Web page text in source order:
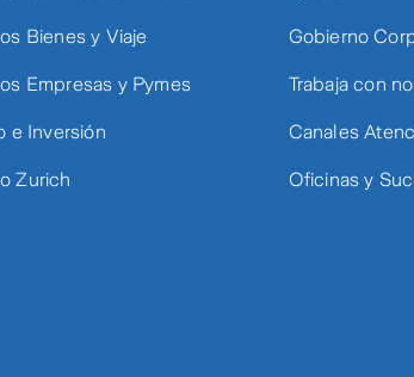
Bienes y Viaje
Empresas y Pymes
e Inversión
Zurich
Gobierno
Trabaja con
Canales
Oficinas y